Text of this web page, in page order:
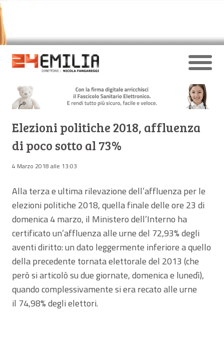
Elezioni politiche 2018, affluenza
di poco sotto al 73%
4 Marzo 2018 alle 13:03
Alla terza e ultima rilevazione dell’affluenza per le
elezioni politiche 2018, quella finale delle ore 23 di
domenica 4 marzo, il Ministero dell’Interno ha
certificato un’affluenza alle urne del 72,93% degli
aventi diritto: un dato leggermente inferiore a quello
della precedente tornata elettorale del 2013 (che
però si articolò su due giornate, domenica e lunedì),
quando complessivamente si era recato alle urne
il 74,98% degli elettori.